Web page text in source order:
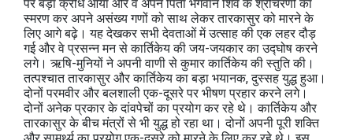
पर बड़ा क्रोध आया और वे अपने पिता भगवान शिव के श्रीचरणों का
स्मरण कर अपने असंख्य गणों को साथ लेकर तारकासुर को मारने के
लिए आगे बढ़े। यह देखकर सभी देवताओं में उत्साह की एक लहर दौड़
गई और वे प्रसन्न मन से कार्तिकेय की जय-जयकार का उद्घोष करने
लगे। ऋषि-मुनियों ने अपनी वाणी से कुमार कार्तिकेय की स्तुति की।
तत्पश्चात तारकासुर और कार्तिकेय का बड़ा भयानक, दुस्सह युद्ध हुआ।
दोनों परमवीर और बलशाली एक-दूसरे पर भीषण प्रहार करने लगे।
दोनों अनेक प्रकार के दांवपेचों का प्रयोग कर रहे थे। कार्तिकेय और
तारकासुर के बीच मंत्रों से भी युद्ध हो रहा था। दोनों अपनी पूरी शक्ति